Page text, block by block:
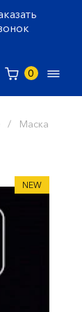
0
/ Маска
NEW